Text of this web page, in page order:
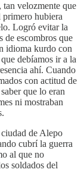
velozmente que
primero hubiera
Logró evitar la
de escombros que
idioma kurdo con
debíamos ir a la
ahí. Cuando
con actitud de
que lo eran
ni mostraban
de Alepo
cubrí la guerra
al que no
soldados del